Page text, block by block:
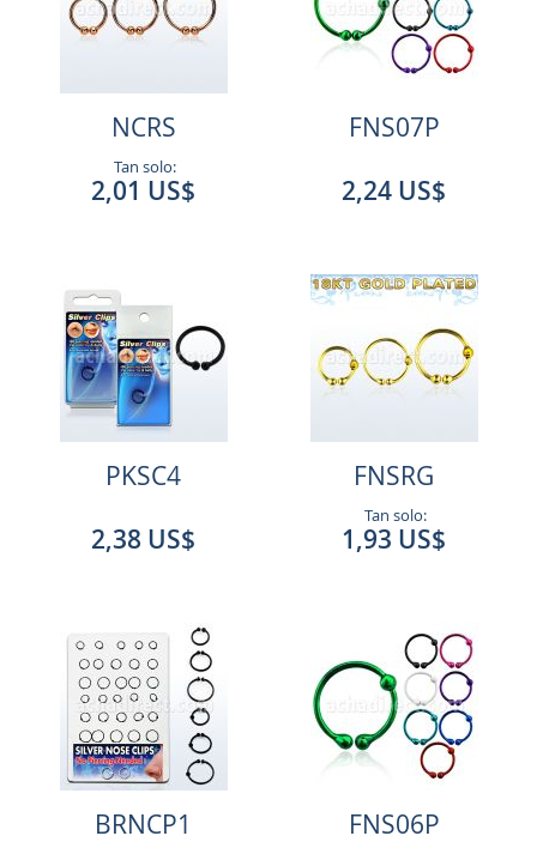
NCRS
Tan solo:
2,01 US$
FNS07P
2,24 US$
PKSC4
2,38 US$
FNSRG
Tan solo:
1,93 US$
BRNCP1 FNS06P